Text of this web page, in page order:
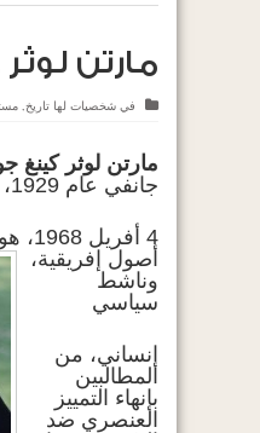
مارتن
في شخصيات لها تاريخ,
مارتن لوثر كينغ
جانفي عام 1929
4 أفريل 1968،
أصول إفريقية،
وناشط
سياسي
إنساني، من
المطالبين
بإنهاء التمييز
العنصري ضد